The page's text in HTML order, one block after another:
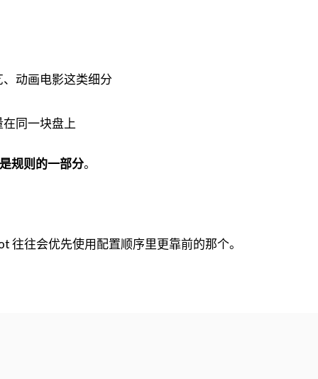
动画电影这类细分
同一块盘上
规则的一部分。
往会优先使用配置顺序里更靠前的那个。